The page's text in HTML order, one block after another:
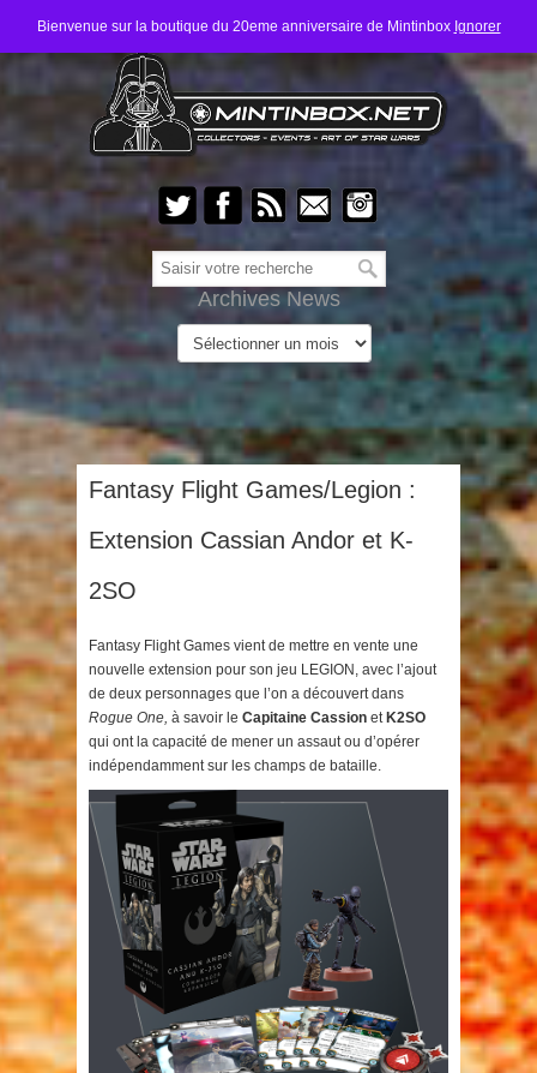
Bienvenue sur la boutique du 20eme anniversaire de Mintinbox Ignorer
Archives News
Fantasy Flight Games/Legion :
Extension Cassian Andor et K-
2SO
Fantasy Flight Games vient de mettre en vente une
nouvelle extension pour son jeu LEGION, avec l’ajout
de deux personnages que l’on a découvert dans
Rogue One, à savoir le Capitaine Cassion et K2SO
qui ont la capacité de mener un assaut ou d’opérer
indépendamment sur les champs de bataille.